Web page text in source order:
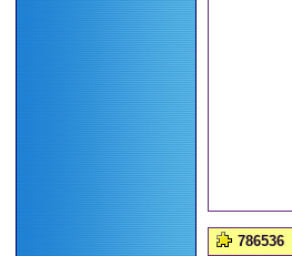
786536